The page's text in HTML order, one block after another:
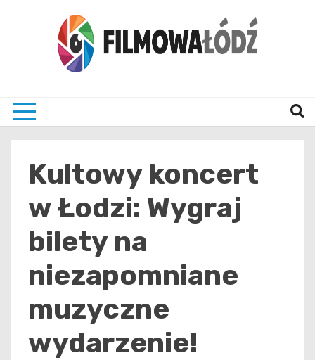
Kultowy koncert
w Łodzi: Wygraj
bilety na
niezapomniane
muzyczne
wydarzenie!